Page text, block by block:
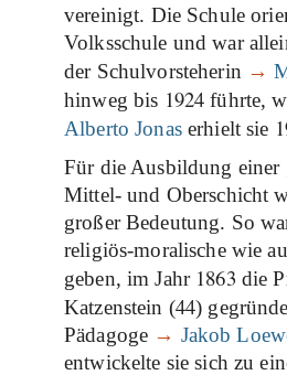
vereinigt. Die Schule
Volksschule und war
der Schulvorsteherin →
hinweg bis 1924 führte,
Alberto Jonaserhielt sie
Für die Ausbildung einer
Mittel- und Oberschicht
großer Bedeutung. So
religiös-moralische wie
geben, im Jahr 1863 die
Katzenstein (44)
Pädagoge → Jakob
entwickelte sie sich zu